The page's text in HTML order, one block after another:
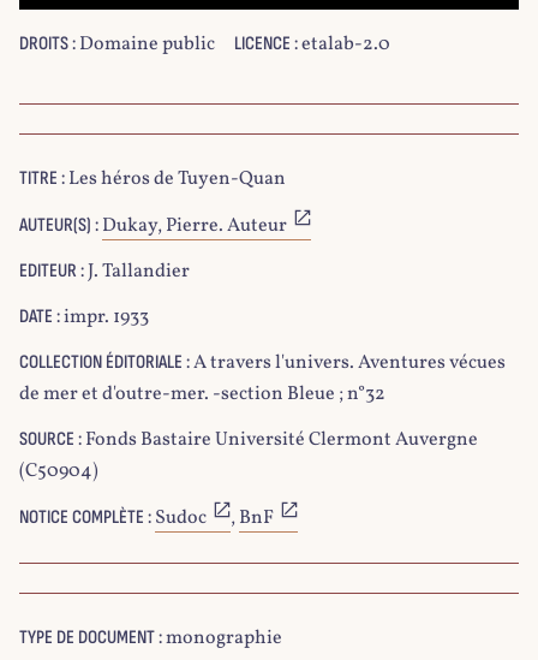
DROITS : Domaine public LICENCE :etalab-2.0
TITRE : Les héros de Tuyen-Quan
AUTEUR(S) : Dukay, Pierre. Auteur
EDITEUR :J. Tallandier
DATE :impr. 1933
COLLECTION ÉDITORIALE :A travers l'univers. Aventures vécues
de mer et d'outre-mer. -section Bleue ; n°32
SOURCE : Fonds Bastaire Université Clermont Auvergne
(C50904)
NOTICE COMPLÈTE : Sudoc ,BnF
TYPE DE DOCUMENT :monographie